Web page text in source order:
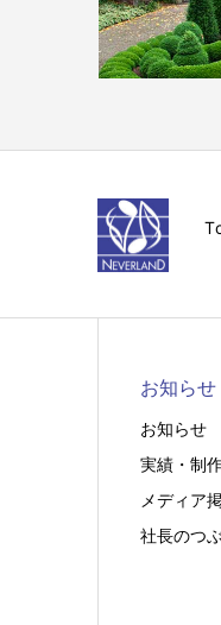
お知らせ
お知らせ
実績・制
メディア
社長のつ